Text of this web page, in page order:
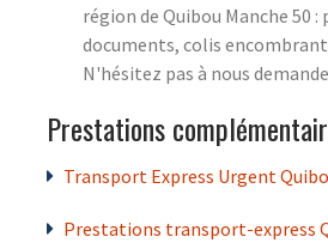
région de Quibou Manche 50 :
documents, colis
N'hésitez pas à nous
Prestations
Transport Express Urgent
Prestations transport-express